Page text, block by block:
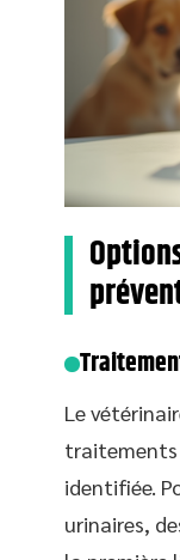
Le
traitements
identifiée.
urinaires,